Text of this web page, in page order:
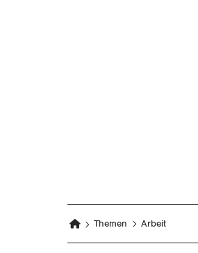
Themen Arbeit